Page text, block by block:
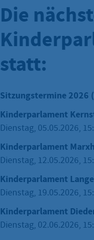
Die
statt:
Sitzungstermine 2026
Kinderparlament
Dienstag, 05.05.2026,
Kinderparlament
Dienstag, 12.05.2026,
Kinderparlament
Dienstag, 19.05.2026,
Kinderparlament
Dienstag, 02.06.2026,